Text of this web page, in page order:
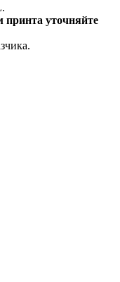
принта уточняйте